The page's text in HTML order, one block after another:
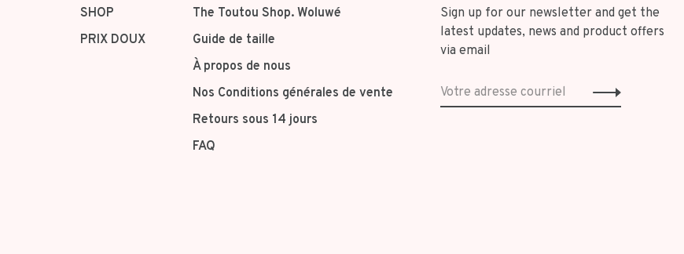
SHOP
PRIX DOUX
The Toutou Shop. Woluwé
Guide de taille
À propos de nous
Nos Conditions générales de vente
Retours sous 14 jours
FAQ
Sign up for our newsletter and get the
latest updates, news and product offers
via email